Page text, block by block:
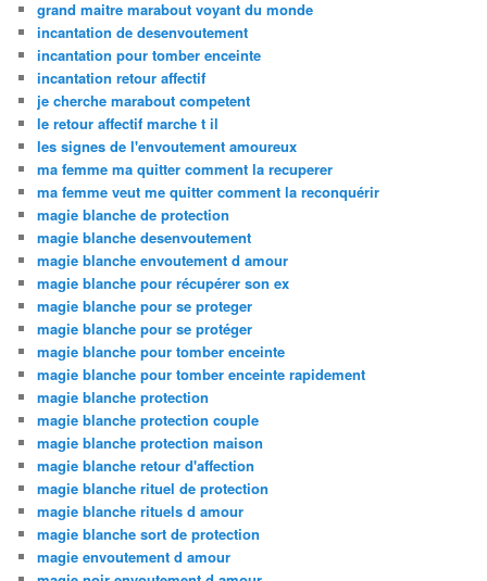
grand maitre marabout voyant du monde
incantation de desenvoutement
incantation pour tomber enceinte
incantation retour affectif
je cherche marabout competent
le retour affectif marche t il
les signes de l'envoutement amoureux
ma femme ma quitter comment la recuperer
ma femme veut me quitter comment la reconquérir
magie blanche de protection
magie blanche desenvoutement
magie blanche envoutement d amour
magie blanche pour récupérer son ex
magie blanche pour se proteger
magie blanche pour se protéger
magie blanche pour tomber enceinte
magie blanche pour tomber enceinte rapidement
magie blanche protection
magie blanche protection couple
magie blanche protection maison
magie blanche retour d'affection
magie blanche rituel de protection
magie blanche rituels d amour
magie blanche sort de protection
magie envoutement d amour